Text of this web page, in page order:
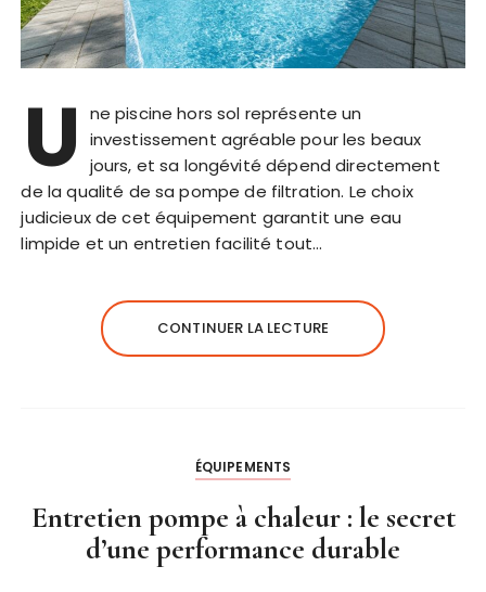
U
ne piscine hors sol représente un
investissement agréable pour les beaux
jours, et sa longévité dépend directement
de la qualité de sa pompe de filtration. Le choix
judicieux de cet équipement garantit une eau
limpide et un entretien facilité tout…
CONTINUER LA LECTURE
ÉQUIPEMENTS
Entretien pompe à chaleur : le secret
d’une performance durable